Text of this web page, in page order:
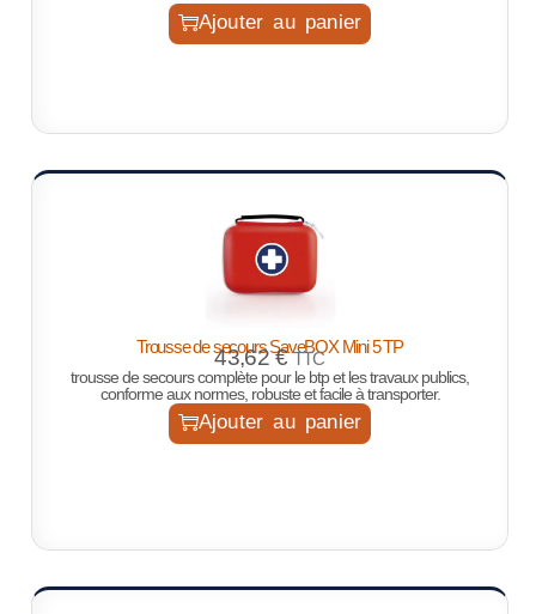
Ajouter au panier
Trousse de secours SaveBOX Mini 5 TP
43,62€ TTC
trousse de secours complète pour le btp et les travaux publics,
conforme aux normes, robuste et facile à transporter.
Ajouter au panier